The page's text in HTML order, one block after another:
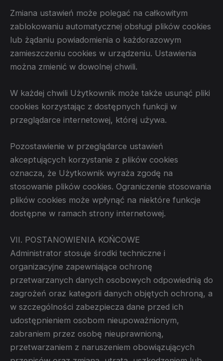
Zmiana ustawień może polegać na całkowitym
zablokowaniu automatycznej obsługi plików cookies
lub żądaniu powiadomienia o każdorazowym
zamieszczeniu cookies w urządzeniu. Ustawienia
można zmienić w dowolnej chwili.
W każdej chwili Użytkownik może także usunąć pliki
cookies korzystając z dostępnych funkcji w
przeglądarce internetowej, której używa.
Pozostawienie w przeglądarce ustawień
akceptujących korzystanie z plików cookies
oznacza, że Użytkownik wyraża zgodę na
stosowanie plików cookies. Ograniczenie stosowania
plików cookies może wpłynąć na niektóre funkcje
dostępne w ramach strony internetowej.
VII. POSTANOWIENIA KOŃCOWE
Administrator stosuje środki techniczne i
organizacyjne zapewniające ochronę
przetwarzanych danych osobowych odpowiednią do
zagrożeń oraz kategorii danych objętych ochroną, a
w szczególności zabezpiecza dane przed ich
udostępnieniem osobom nieupoważnionym,
zabraniem przez osobę nieuprawnioną,
przetwarzaniem z naruszeniem obowiązujących